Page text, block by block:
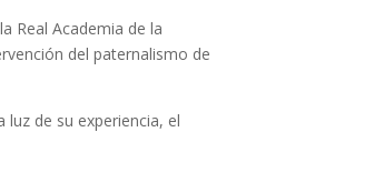
Real Academia de la
del paternalismo de
luz de su experiencia, el